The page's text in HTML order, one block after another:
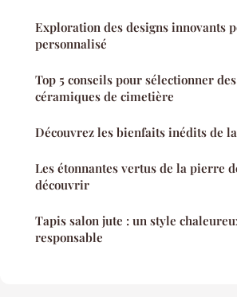
Exploration des designs innovants
personnalisé
Top 5 conseils pour sélectionner
céramiques de cimetière
Découvrez les bienfaits inédits de
Les étonnantes vertus de la pierre
découvrir
Tapis salon jute : un style
responsable